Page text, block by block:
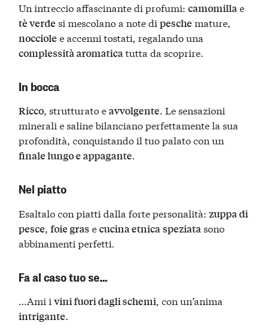
Un intreccio affascinante di profumi:camomillae
tè verde si mescolano a note dipesche mature,
nocciole e accenni tostati, regalando una
complessità aromaticatutta da scoprire.
In bocca
Ricco, strutturato eavvolgente. Le sensazioni
minerali e saline bilanciano perfettamente la sua
profondità, conquistando il tuo palato con un
finale lungo e appagante.
Nel piatto
Esaltalo con piatti dalla forte personalità:zuppa di
pesce ,foie gras ecucina etnica speziata sono
abbinamenti perfetti.
Fa al caso tuo se…
…Ami ivini fuori dagli schemi, con un’anima
intrigante.